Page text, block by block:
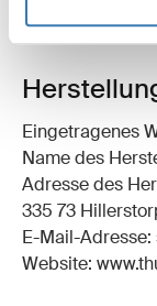
Eingetragenes
Name des
Adresse des
335 73
E-Mail-
Website: